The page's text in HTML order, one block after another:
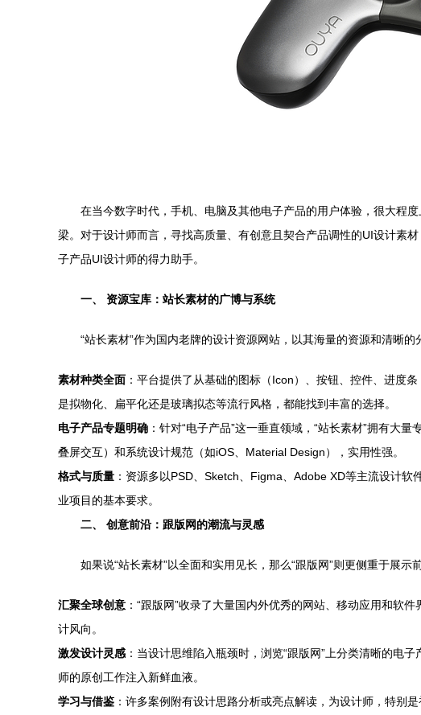
在当今数字时代，手机、电脑及其他电子产品的用户体验，很大程
梁。对于设计师而言，寻找高质量、有创意且契合产品调性的UI设计素
子产品UI设计师的得力助手。
一、 资源宝库：站长素材的广博与系统
“站长素材”作为国内老牌的设计资源网站，以其海量的资源和清晰
素材种类全面 ：平台提供了从基础的图标（Icon）、按钮、控件、进度
是拟物化、扁平化还是玻璃拟态等流行风格，都能找到丰富的选择。
电子产品专题明确 ：针对“电子产品”这一垂直领域，“站长素材”拥有大
叠屏交互）和系统设计规范（如iOS、Material Design），实用性强。
格式与质量 ：资源多以PSD、Sketch、Figma、Adobe XD等主流设计
业项目的基本要求。
二、 创意前沿：跟版网的潮流与灵感
如果说“站长素材”以全面和实用见长，那么“跟版网”则更侧重于展
汇聚全球创意 ：“跟版网”收录了大量国内外优秀的网站、移动应用和软
计风向。
激发设计灵感 ：当设计思维陷入瓶颈时，浏览“跟版网”上分类清晰的电
师的原创工作注入新鲜血液。
学习与借鉴 ：许多案例附有设计思路分析或亮点解读，为设计师，特别